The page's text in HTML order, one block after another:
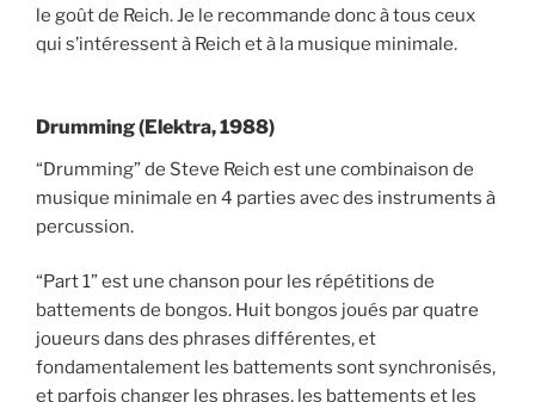
le goût de Reich. Je le recommande donc à tous ceux
qui s’intéressent à Reich et à la musique minimale.
Drumming (Elektra, 1988)
“Drumming” de Steve Reich est une combinaison de
musique minimale en 4 parties avec des instruments à
percussion.
“Part 1” est une chanson pour les répétitions de
battements de bongos. Huit bongos joués par quatre
joueurs dans des phrases différentes, et
fondamentalement les battements sont synchronisés,
et parfois changer les phrases, les battements et les